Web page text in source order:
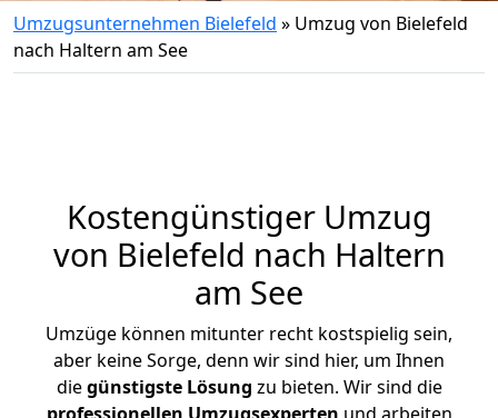
Umzugsunternehmen Bielefeld » Umzug von Bielefeld
nach Haltern am See
Kostengünstiger Umzug
von Bielefeld nach Haltern
am See
Umzüge können mitunter recht kostspielig sein,
aber keine Sorge, denn wir sind hier, um Ihnen
diegünstigste Lösung zu bieten. Wir sind die